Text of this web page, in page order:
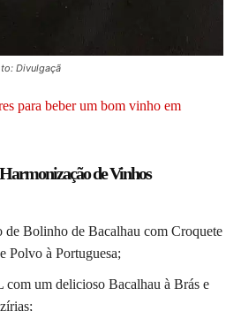
Divulgaçã
para beber um bom vinho em
de Vinhos
Bolinho de Bacalhau com Croquete
Polvo à Portuguesa;
um delicioso Bacalhau à Brás e